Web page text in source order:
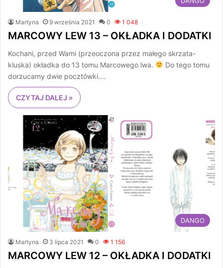
Martyna 9 września 2021 0 1 048
MARCOWY LEW 13 – OKŁADKA I DODATKI
Kochani, przed Wami (przeoczona przez małego skrzata-
kluska) okładka do 13 tomu Marcowego lwa.
Do tego tomu
dorzucamy dwie pocztówki.…
CZYTAJ DALEJ »
DANGO
Martyna 3 lipca 2021 0 1 156
MARCOWY LEW 12 – OKŁADKA I DODATKI